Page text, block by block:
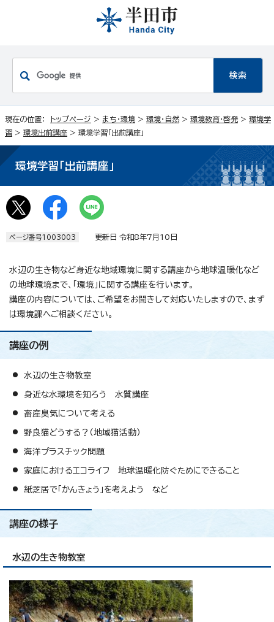
現在の位置： トップページ > まち・環境 > 環境・自然 > 環境教育・啓発 > 環境学
習 > 環境出前講座 > 環境学習「出前講座」
環境学習「出前講座」
ページ番号1003003 更新日 令和8年7月10日
水辺の生き物など身近な地域環境に関する講座から地球温暖化など
の地球環境まで、「環境」に関する講座を行います。
講座の内容については、ご希望をお聞きして対応いたしますので、まず
は環境課へご相談ください。
講座の例
水辺の生き物教室
身近な水環境を知ろう 水質講座
畜産臭気について考える
野良猫どうする？（地域猫活動）
海洋プラスチック問題
家庭におけるエコライフ 地球温暖化防ぐためにできること
紙芝居で「かんきょう」を考えよう など
講座の様子
水辺の生き物教室